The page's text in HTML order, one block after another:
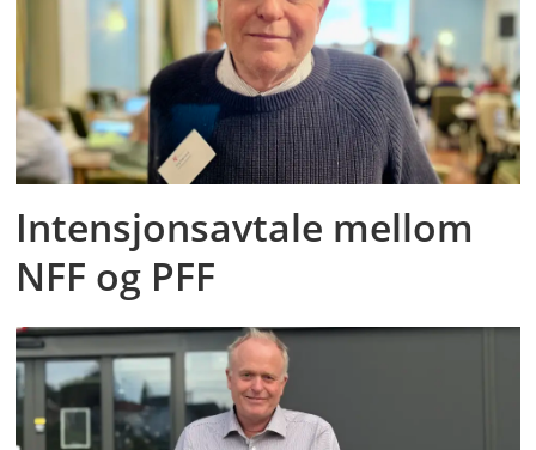
Intensjonsavtale mellom
NFF og PFF